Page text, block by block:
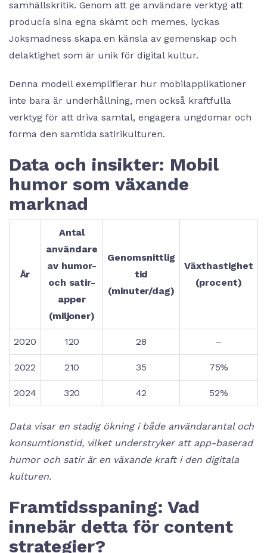
samhällskritik. Genom att ge användare verktyg att
producía sina egna skämt och memes, lyckas
Joksmadness skapa en känsla av gemenskap och
delaktighet som är unik för digital kultur.
Denna modell exemplifierar hur mobilapplikationer
inte bara är underhållning, men också kraftfulla
verktyg för att driva samtal, engagera ungdomar och
forma den samtida satirikulturen.
Data och insikter: Mobil
humor som växande
marknad
År
Antal
användare
av humor-
och satir-
apper
(miljoner)
Genomsnittlig
tid
(minuter/dag)
Växthastighet
(procent)
2020 120 28 –
2022 210 35 75%
2024 320 42 52%
Data visar en stadig ökning i både användarantal och
konsumtionstid, vilket understryker att app-baserad
humor och satir är en växande kraft i den digitala
kulturen.
Framtidsspaning: Vad
innebär detta för content
strategier?